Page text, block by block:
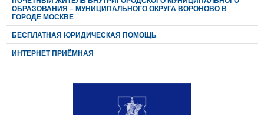
ОБРАЗОВАНИЯ – МУНИЦИПАЛЬНОГО ОКРУГА ВОРОНОВО В
ГОРОДЕ МОСКВЕ
БЕСПЛАТНАЯ ЮРИДИЧЕСКАЯ ПОМОЩЬ
ИНТЕРНЕТ ПРИЁМНАЯ